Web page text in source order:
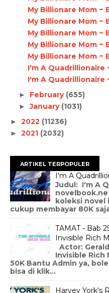
My Billionare Mom ~
My Billionare Mom ~
My Billionare Mom ~
My Billionare Mom ~
My Billionare Mom ~
I'm A Quadrillionaire
I'm A Quadrillionaire
► February (655)
►January (1031)
► 2022 (11236)
► 2021 (2032)
ARTIKEL TERPOPULER
I'm A
Judul: I'm A
koleksi novel
cukup membayar 80K
TAMAT - Bab
Invisible Rich
Actor:
Invisible Rich
50K Bantu Admin ya,
bisa di klik...
Harvey York's